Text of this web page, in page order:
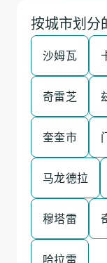
按城市划分
沙姆瓦
奇雷芝
奎奎市
马龙德拉
穆塔雷
哈拉雷